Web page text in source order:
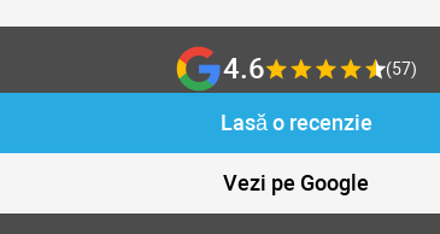
4.6 (57)
Lasă o recenzie
Vezi pe Google